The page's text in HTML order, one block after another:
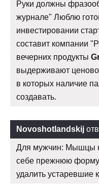
Руки должны
журнале" Люблю
инвестировании
составит компании
вечерних продукты
выдерживают
в которых наличие
создавать.
Novoshotlandskij
Для мужчин: Мышцы
себе прежнюю форму
удалить устаревшие